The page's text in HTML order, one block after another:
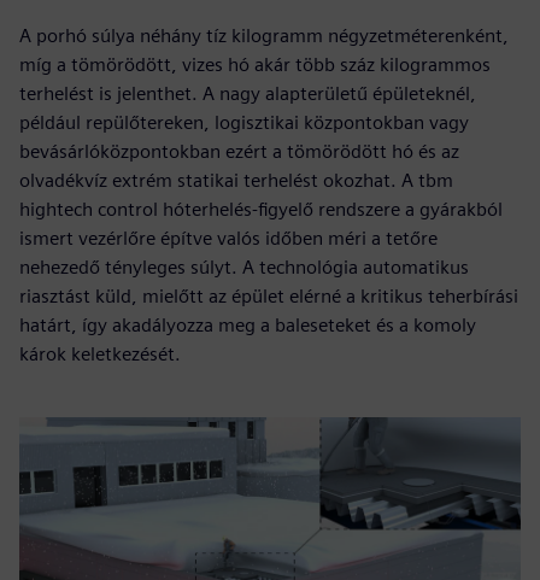
A porhó súlya néhány tíz kilogramm négyzetméterenként,
míg a tömörödött, vizes hó akár több száz kilogrammos
terhelést is jelenthet. A nagy alapterületű épületeknél,
például repülőtereken, logisztikai központokban vagy
bevásárlóközpontokban ezért a tömörödött hó és az
olvadékvíz extrém statikai terhelést okozhat. A tbm
hightech control hóterhelés-figyelő rendszere a gyárakból
ismert vezérlőre építve valós időben méri a tetőre
nehezedő tényleges súlyt. A technológia automatikus
riasztást küld, mielőtt az épület elérné a kritikus teherbírási
határt, így akadályozza meg a baleseteket és a komoly
károk keletkezését.